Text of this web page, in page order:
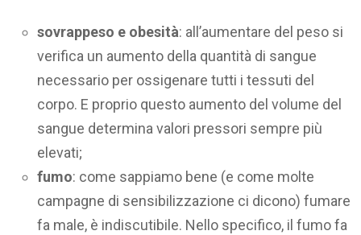
sovrappeso e obesità: all’aumentare del peso si
verifica un aumento della quantità di sangue
necessario per ossigenare tutti i tessuti del
corpo. E proprio questo aumento del volume del
sangue determina valori pressori sempre più
elevati;
fumo: come sappiamo bene (e come molte
campagne di sensibilizzazione ci dicono) fumare
fa male, è indiscutibile. Nello specifico, il fumo fa